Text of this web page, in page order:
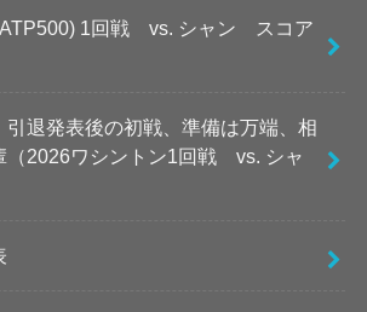
1回戦 vs. シャン スコア
引退発表後の初戦、準備は万端、相
（2026ワシントン1回戦 vs. シャ